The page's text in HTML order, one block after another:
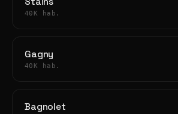
40K hab.
Gagny
40K hab.
Bagnolet